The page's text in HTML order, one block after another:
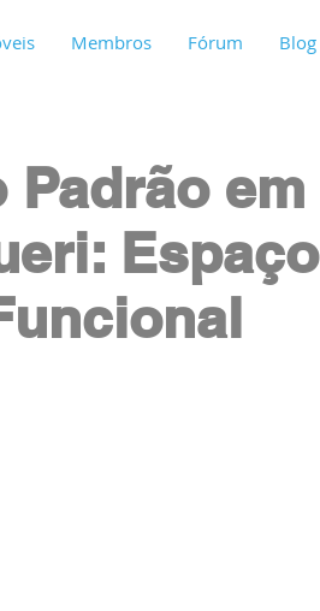
Membros Fórum Blog
Padrão em
Espaço